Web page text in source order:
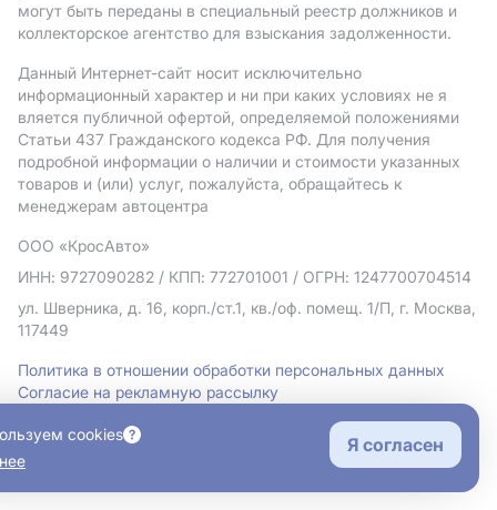
могут быть переданы в специальный реестр должников и
коллекторское агентство для взыскания задолженности.
Данный Интернет-сайт носит исключительно
информационный характер и ни при каких условиях не я
вляется публичной офертой, определяемой положениями
Статьи 437 Гражданского кодекса РФ. Для получения
подробной информации о наличии и стоимости указанных
товаров и (или) услуг, пожалуйста, обращайтесь к
менеджерам автоцентра
ООО «КросАвто»
ИНН: 9727090282 / КПП: 772701001 / ОГРН: 1247700704514
ул. Шверника, д. 16, корп./ст.1, кв./оф. помещ. 1/П, г. Москва,
117449
Политика в отношении обработки персональных данных
Согласие на рекламную рассылку
cookies
Я согласен